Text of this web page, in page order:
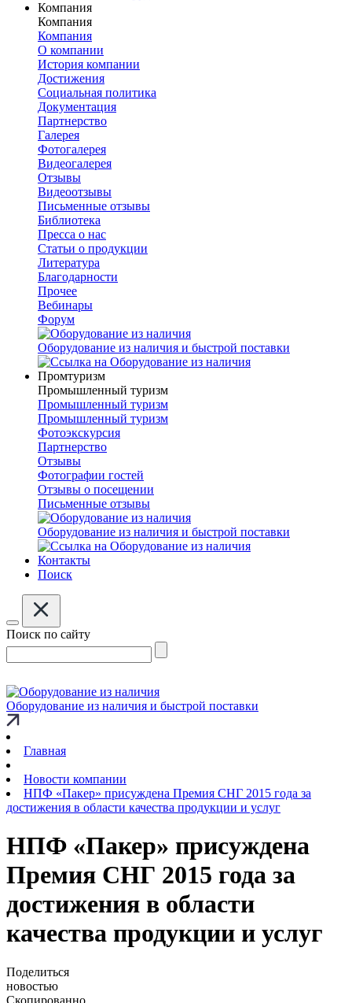
Компания
Компания
Компания
О компании
История компании
Достижения
Социальная политика
Документация
Партнерство
Галерея
Фотогалерея
Видеогалерея
Отзывы
Видеоотзывы
Письменные отзывы
Библиотека
Пресса о нас
Статьи о продукции
Литература
Благодарности
Прочее
Вебинары
Форум
Оборудование из наличия и быстрой поставки
Промтуризм
Промышленный туризм
Промышленный туризм
Промышленный туризм
Фотоэкскурсия
Партнерство
Отзывы
Фотографии гостей
Отзывы о посещении
Письменные отзывы
Оборудование из наличия и быстрой поставки
Контакты
Поиск
Поиск по сайту
Оборудование из наличия и быстрой поставки
Главная
Новости компании
НПФ «Пакер» присуждена Премия СНГ 2015 года за
достижения в области качества продукции и услуг
НПФ «Пакер» присуждена
Премия СНГ 2015 года за
достижения в области
качества продукции и услуг
Поделиться
новостью
Скопированно